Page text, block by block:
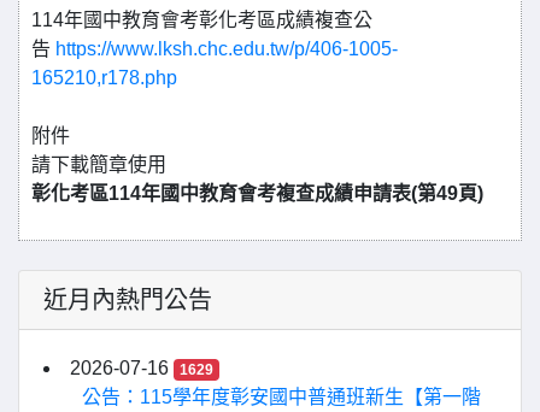
114年國中教育會考彰化考區成績複查公
告 https://www.lksh.chc.edu.tw/p/406-1005-
165210,r178.php
附件
請下載簡章使用
彰化考區114年國中教育會考複查成績申請表(第49頁)
近月內熱門公告
2026-07-16 1629
公告：115學年度彰安國中普通班新生【第一階